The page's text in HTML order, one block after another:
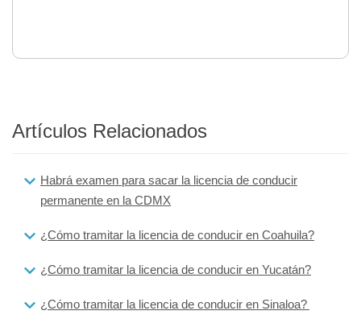
Artículos Relacionados
Habrá examen para sacar la licencia de conducir
permanente en la CDMX
¿Cómo tramitar la licencia de conducir en Coahuila?
¿Cómo tramitar la licencia de conducir en Yucatán?
¿Cómo tramitar la licencia de conducir en Sinaloa?